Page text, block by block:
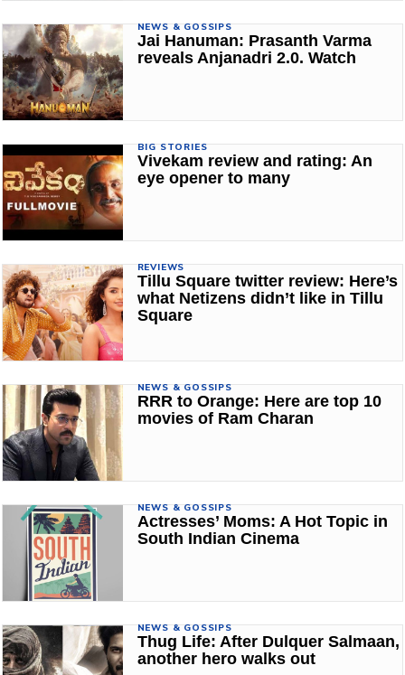
NEWS & GOSSIPS
Jai Hanuman: Prasanth Varma
reveals Anjanadri 2.0. Watch
BIG STORIES
Vivekam review and rating: An
eye opener to many
REVIEWS
Tillu Square twitter review: Here’s
what Netizens didn’t like in Tillu
Square
NEWS & GOSSIPS
RRR to Orange: Here are top 10
movies of Ram Charan
NEWS & GOSSIPS
Actresses’ Moms: A Hot Topic in
South Indian Cinema
NEWS & GOSSIPS
Thug Life: After Dulquer Salmaan,
another hero walks out